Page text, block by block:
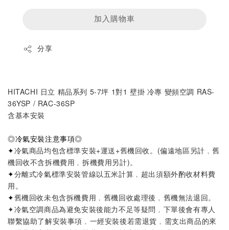
加入購物車
分享
HITACHI 日立 精品系列 5-7坪 1對1 壁掛 冷專 變頻空調 RAS-
36YSP / RAC-36SP
含基本安裝
◎冷氣安裝注意事項◎
✦冷氣商品均包含標準安裝+運送+舊機回收。 (偏遠地區另計﹐舊
機回收不含拆機費用﹐拆機費用另計)。
✦分離式冷氣標準安裝管線以五米計算 ﹐超出須額外酌收材料費
用。
✦舊機回收未包含拆機費用﹐舊機回收處理後﹐舊機無法退回。
✦冷氣空調商品為避免安裝後能力不足等疑問 ﹐ 下單後會有專人
聯繫協助了解安裝事項 ﹐ 一經安裝後若需退貨 ﹐ 需支出商品的來